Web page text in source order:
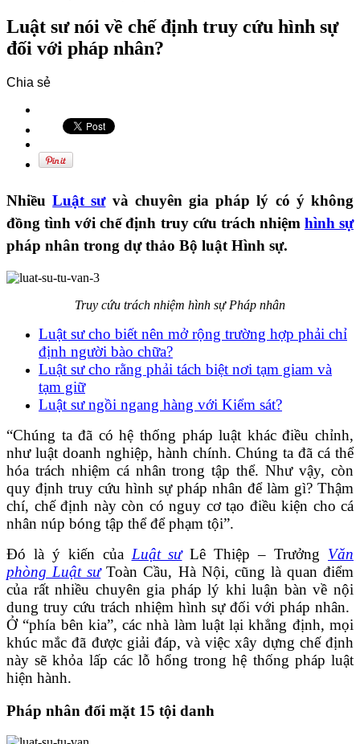
Luật sư nói về chế định truy cứu hình sự
đối với pháp nhân?
Chia sẻ
NhiềuLuật sưvà chuyên gia pháp lý có ý không
đồng tình với chế định truy cứu trách nhiệm hình sự
pháp nhân trong dự thảo Bộ luật Hình sự.
Truy cứu trách nhiệm hình sự Pháp nhân
Luật sư cho biết nên mở rộng trường hợp phải chỉ
định người bào chữa?
Luật sư cho rằng phải tách biệt nơi tạm giam và
tạm giữ
Luật sư ngồi ngang hàng với Kiểm sát?
“Chúng ta đã có hệ thống pháp luật khác điều chỉnh,
như luật doanh nghiệp, hành chính. Chúng ta đã cá thể
hóa trách nhiệm cá nhân trong tập thể. Như vậy, còn
quy định truy cứu hình sự pháp nhân để làm gì? Thậm
chí, chế định này còn có nguy cơ tạo điều kiện cho cá
nhân núp bóng tập thể để phạm tội”.
Đó là ý kiến của Luật sưLê Thiệp – Trưởng Văn
phòng Luật sưToàn Cầu, Hà Nội, cũng là quan điểm
của rất nhiều chuyên gia pháp lý khi luận bàn về nội
dung truy cứu trách nhiệm hình sự đối với pháp nhân.
Ở “phía bên kia”, các nhà làm luật lại khẳng định, mọi
khúc mắc đã được giải đáp, và việc xây dựng chế định
này sẽ khỏa lấp các lỗ hổng trong hệ thống pháp luật
hiện hành.
Pháp nhân đối mặt 15 tội danh